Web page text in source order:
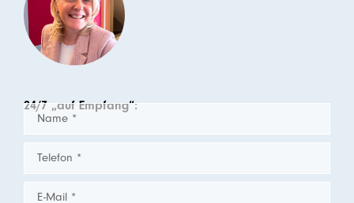
24/7 „auf Empfang“: